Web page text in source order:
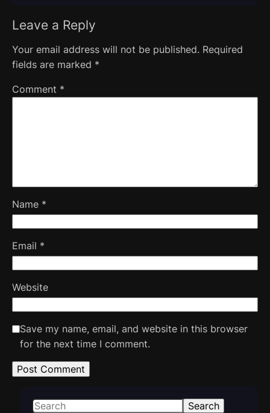
Leave a Reply
Your email address will not be published. Required
fields are marked *
Comment *
Name *
Email *
Website
Save my name, email, and website in this browser
for the next time I comment.
S
Search